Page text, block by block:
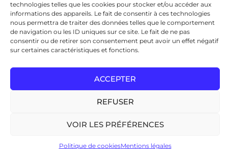
technologies telles que les cookies pour stocker et/ou accéder aux
informations des appareils. Le fait de consentir à ces technologies
nous permettra de traiter des données telles que le comportement
de navigation ou les ID uniques sur ce site. Le fait de ne pas
consentir ou de retirer son consentement peut avoir un effet négatif
sur certaines caractéristiques et fonctions.
ACCEPTER
REFUSER
VOIR LES PRÉFÉRENCES
Politique de cookiesMentions légales
coordination@cptsducholetais.fr
JE CHERCHE UN MÉDECIN TRAITANT
ESPACE ADHÉSION / ADHÉRENT
CPTS du Choletais
réservés, Réalisation:Edwina RABOT